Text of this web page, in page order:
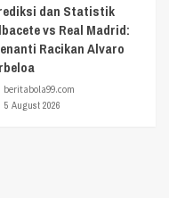
dan Statistik
vs Real Madrid:
Racikan Alvaro
beritabola99.com
5 August 2026